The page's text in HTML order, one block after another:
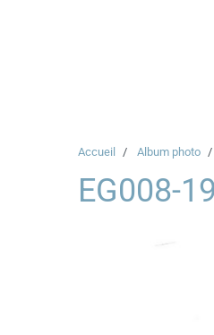
Accueil Album photo
EG008-